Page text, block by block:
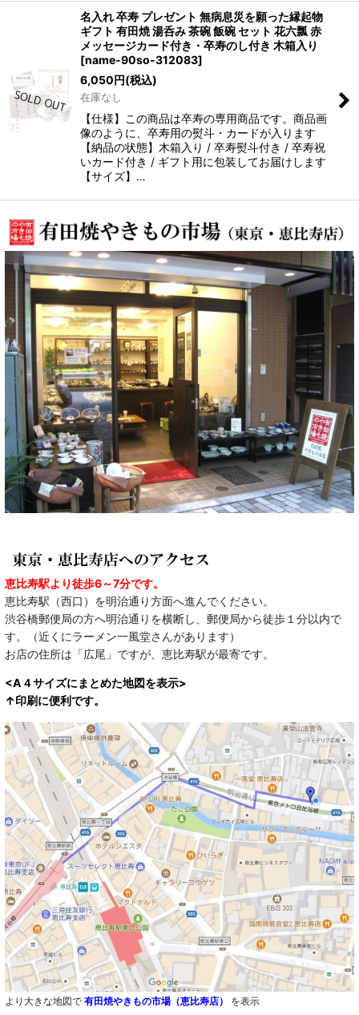
名入れ 卒寿 プレゼント 無病息災を願った縁起物
ギフト 有田焼 湯呑み 茶碗 飯碗 セット 花六瓢 赤
メッセージカード付き・卒寿のし付き 木箱入り
[name-90so-312083]
6,050円(税込)
在庫なし
【仕様】この商品は卒寿の専用商品です。商品画
像のように、卒寿用の熨斗・カードが入ります
【納品の状態】木箱入り / 卒寿熨斗付き / 卒寿祝
いカード付き / ギフト用に包装してお届けします
【サイズ】…
恵比寿駅より徒歩6～7分です。
恵比寿駅（西口）を明治通り方面へ進んでください。
渋谷橋郵便局の方へ明治通りを横断し、郵便局から徒歩１分以内で
す。（近くにラーメン一風堂さんがあります）
お店の住所は「広尾」ですが、恵比寿駅が最寄です。
<A４サイズにまとめた地図を表示>
↑印刷に便利です。
より大きな地図で 有田焼やきもの市場（恵比寿店） を表示